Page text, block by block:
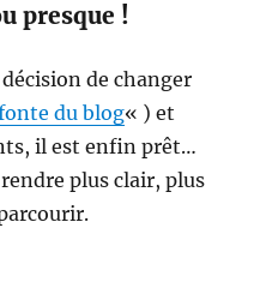
presque !
de changer
du blog« ) et
il est enfin prêt…
plus clair, plus